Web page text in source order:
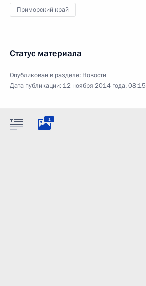
Приморский край
Статус материала
Опубликован в разделе: Новости
Дата публикации: 12 ноября 2014 года, 08:15
1